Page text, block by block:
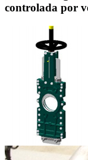
controlada por